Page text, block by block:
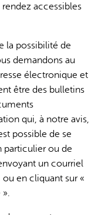
accessibles
la possibilité de
demandons au
électronique et
être des bulletins
qui, à notre avis,
possible de se
particulier ou de
un courriel
ou en cliquant sur «
».